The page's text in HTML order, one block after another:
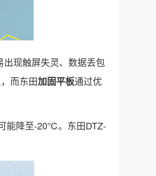
现触屏失灵、数据丢包
而东田加固平板通过优
能降至-20℃。东田DTZ-